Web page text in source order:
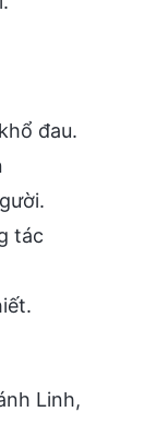
đau.
tác
Linh,